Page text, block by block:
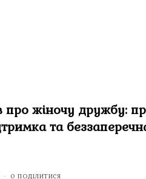
про жіночу дружбу:
та
0 ПОДІЛИТИСЯ